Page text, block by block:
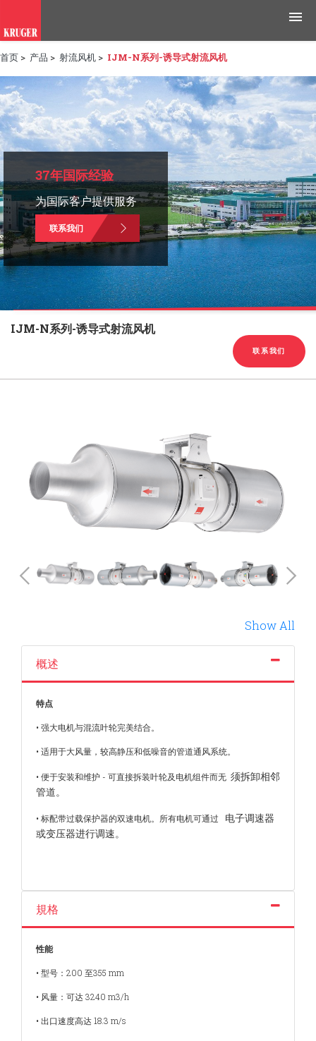
产品
应用领域
工具与资源
新闻媒体
为什么选择科禄格
招聘
联系我们
首页 > 产品 > 射流风机 > IJM-N系列-诱导式射流风机
37年国际经验
为国际客户提供服务
联系我们
IJM-N系列-诱导式射流风机
联系我们
Show All
概述
特点
• 强大电机与混流叶轮完美结合。
• 适用于大风量，较高静压和低噪音的管道通风系统。
• 便于安装和维护 - 可直接拆装叶轮及电机组件而无 须拆卸相邻
管道。
• 标配带过载保护器的双速电机。所有电机可通过
电子调速器
或变压器进行调速。
規格
性能
• 型号：200 至355 mm
• 风量：可达 3240 m3/h
• 出口速度高达 18.3 m/s